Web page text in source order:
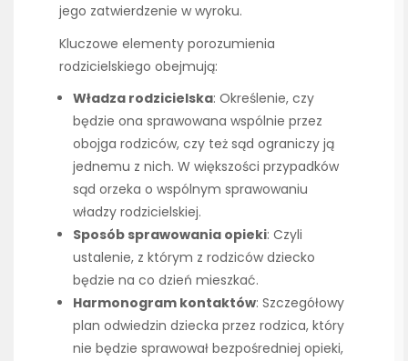
jego zatwierdzenie w wyroku.
Kluczowe elementy porozumienia
rodzicielskiego obejmują:
Władza rodzicielska: Określenie, czy
będzie ona sprawowana wspólnie przez
obojga rodziców, czy też sąd ograniczy ją
jednemu z nich. W większości przypadków
sąd orzeka o wspólnym sprawowaniu
władzy rodzicielskiej.
Sposób sprawowania opieki: Czyli
ustalenie, z którym z rodziców dziecko
będzie na co dzień mieszkać.
Harmonogram kontaktów: Szczegółowy
plan odwiedzin dziecka przez rodzica, który
nie będzie sprawował bezpośredniej opieki,